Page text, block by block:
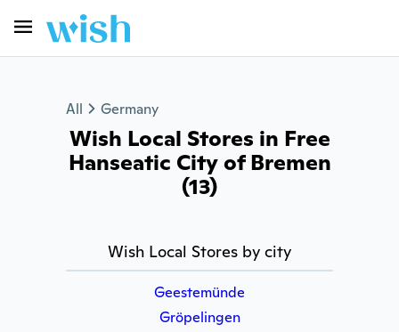
All Germany
Wish Local Stores in Free
Hanseatic City of Bremen
(13)
Wish Local Stores by city
Geestemünde
Gröpelingen